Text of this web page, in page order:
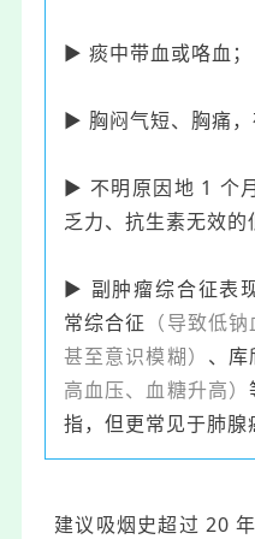
▶ 痰中带血或咯血；
▶ 胸闷气短、胸痛，
▶ 不明原因地 1 个
乏力、抗生素无效的
▶ 副肿瘤综合征表
常综合征 （导致低
甚至意识模糊） 、库
高血压、血糖升高）
指，但更常见于肺腺
建议吸烟史超过 20